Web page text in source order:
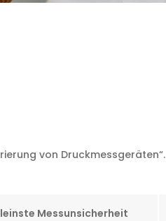
von Druckmessgeräten“.
Messunsicherheit